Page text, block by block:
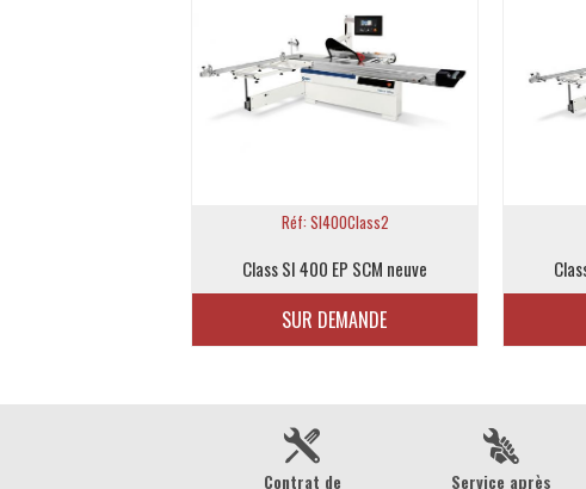
Réf: SI400Class2
Class SI 400 EP SCM neuve
SUR DEMANDE
Contrat de Service après